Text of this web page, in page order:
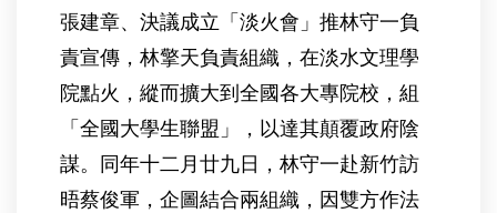
張建章、決議成立「淡火會」推林守一負
責宣傳，林擎天負責組織，在淡水文理學
院點火，縱而擴大到全國各大專院校，組
「全國大學生聯盟」，以達其顛覆政府陰
謀。同年十二月廿九日，林守一赴新竹訪
晤蔡俊軍，企圖結合兩組織，因雙方作法